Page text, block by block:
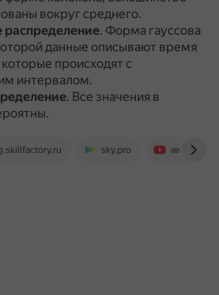
вокруг среднего.
распределение. Форма гауссова
данные описывают время
происходят с
интервалом.
. Все значения в
sky.pro